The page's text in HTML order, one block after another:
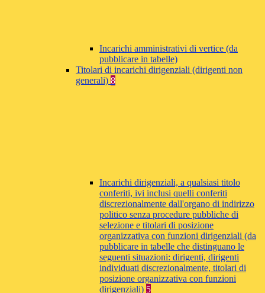
Incarichi amministrativi di vertice (da
pubblicare in tabelle)
Titolari di incarichi dirigenziali (dirigenti non
generali) 8
Incarichi dirigenziali, a qualsiasi titolo
conferiti, ivi inclusi quelli conferiti
discrezionalmente dall'organo di indirizzo
politico senza procedure pubbliche di
selezione e titolari di posizione
organizzativa con funzioni dirigenziali (da
pubblicare in tabelle che distinguano le
seguenti situazioni: dirigenti, dirigenti
individuati discrezionalmente, titolari di
posizione organizzativa con funzioni
dirigenziali) 5